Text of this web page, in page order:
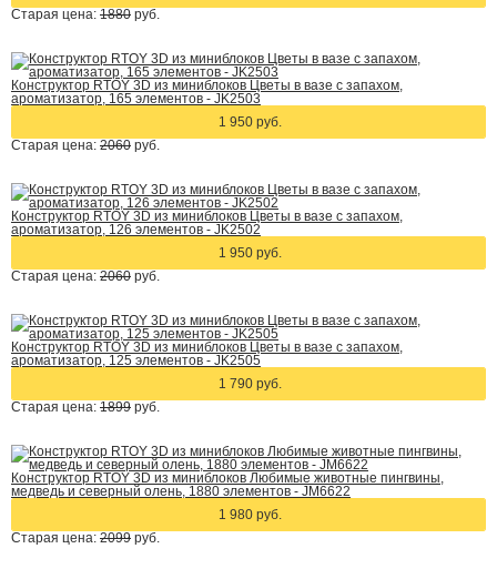
Старая цена: 1880 руб.
Конструктор RTOY 3D из миниблоков Цветы в вазе с запахом,
ароматизатор, 165 элементов - JK2503
1 950 руб.
Старая цена: 2060 руб.
Конструктор RTOY 3D из миниблоков Цветы в вазе с запахом,
ароматизатор, 126 элементов - JK2502
1 950 руб.
Старая цена: 2060 руб.
Конструктор RTOY 3D из миниблоков Цветы в вазе с запахом,
ароматизатор, 125 элементов - JK2505
1 790 руб.
Старая цена: 1899 руб.
Конструктор RTOY 3D из миниблоков Любимые животные пингвины,
медведь и северный олень, 1880 элементов - JM6622
1 980 руб.
Старая цена: 2099 руб.